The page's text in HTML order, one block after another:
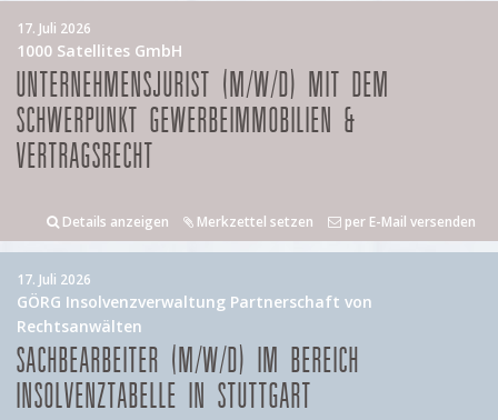
17. Juli 2026
1000 Satellites GmbH
UNTERNEHMENSJURIST (M/W/D) MIT DEM
SCHWERPUNKT GEWERBEIMMOBILIEN &
VERTRAGSRECHT
Details anzeigen Merkzettel setzen per E-Mail versenden
17. Juli 2026
GÖRG Insolvenzverwaltung Partnerschaft von
Rechtsanwälten
SACHBEARBEITER (M/W/D) IM BEREICH
INSOLVENZTABELLE IN STUTTGART